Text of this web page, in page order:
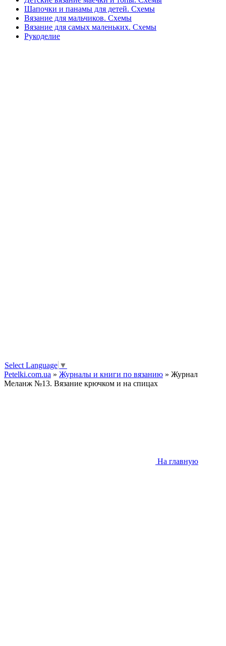
Шапочки и панамы для детей. Схемы
Вязание для мальчиков. Схемы
Вязание для самых маленьких. Схемы
Рукоделие
Select Language ▼
Petelki.com.ua » Журналы и книги по вязанию » Журнал
Меланж №13. Вязание крючком и на спицах
На главную